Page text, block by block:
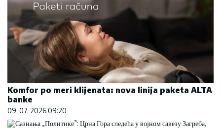
Komfor po meri klijenata: nova linija paketa ALTA
banke
09. 07. 2026 09:20